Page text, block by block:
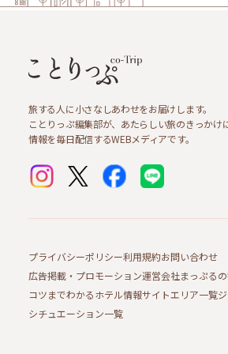
旅する人に小さなしあわせをお届けします。
ことりっぷ編集部が、あたらしい旅のきっかけ
情報を毎日配信するWEBメディアです。
プライバシーポリシー利用規約お問い合わせ
広告掲載・プロモーション運営会社まっぷる
コツまでわかるホテル情報サイトエリア一覧
シチュエーション一覧